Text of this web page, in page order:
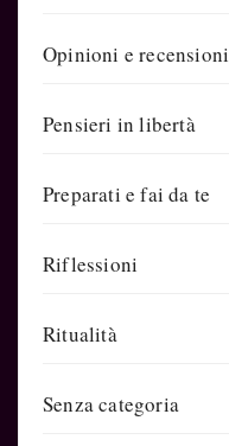
Opinioni e recensioni
Pensieri in libertà
Preparati e fai da te
Riflessioni
Ritualità
Senza categoria